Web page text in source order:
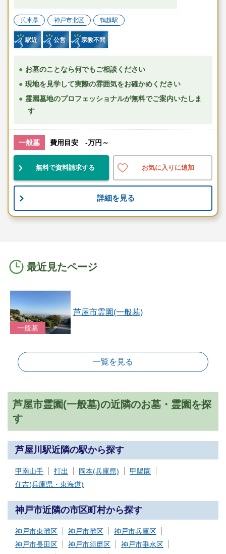
兵庫県 神戸市北区 鵯越駅
駅近 公営 宗教不問
お墓のことなら何でもご相談ください
現地を見学して実際の雰囲気をお確かめください
霊園墓地のプロフェッショナルが無料でご案内いたしま
す
一般墓 費用目安 -万円～
無料で資料請求する お気に入りに追加
詳細を見る
最近見たページ
一般墓
芦屋市霊園(一般墓)
一覧を見る
芦屋市霊園(一般墓)の近隣のお墓・霊園を探
す
芦屋川駅近隣の駅から探す
甲南山手 打出 岡本(兵庫県)
甲陽園
住吉(兵庫県・東海道)
神戸市近隣の市区町村から探す
神戸市東灘区 神戸市灘区
神戸市兵庫区
神戸市長田区
神戸市須磨区
神戸市垂水区